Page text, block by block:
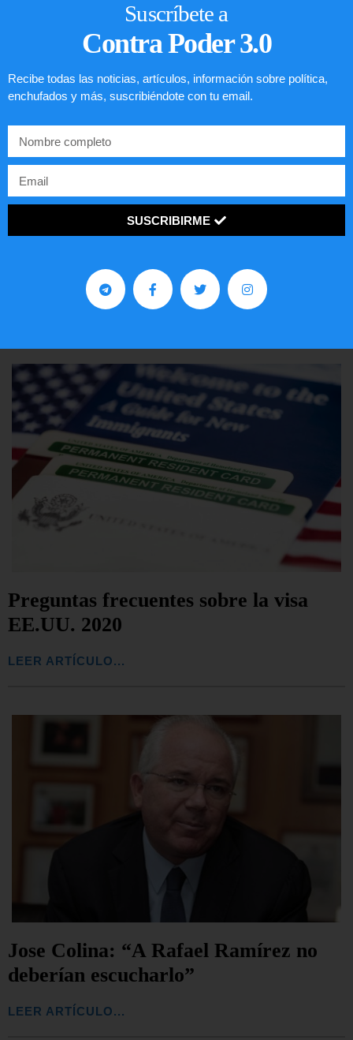
LEER ARTÍCULO...
Preguntas frecuentes sobre la visa
EE.UU. 2020
LEER ARTÍCULO...
Jose Colina: “A Rafael Ramírez no
deberían escucharlo”
LEER ARTÍCULO...
Suscríbete a
Contra Poder 3.0
Recibe todas las noticias, artículos, información sobre política,
enchufados y más, suscribiéndote con tu email.
SUSCRIBIRME